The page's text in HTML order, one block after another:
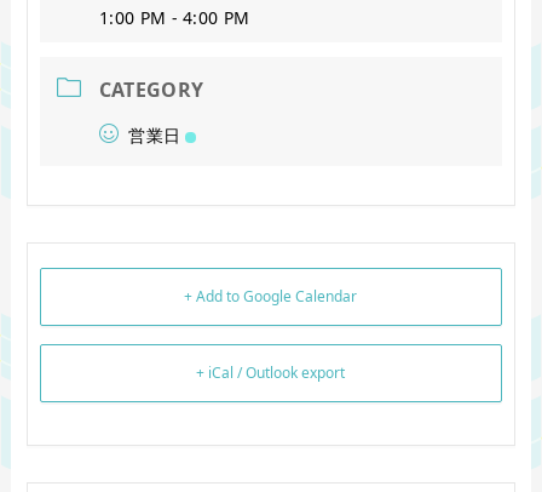
1:00 PM - 4:00 PM
CATEGORY
営業日
+ Add to Google Calendar
+ iCal / Outlook export